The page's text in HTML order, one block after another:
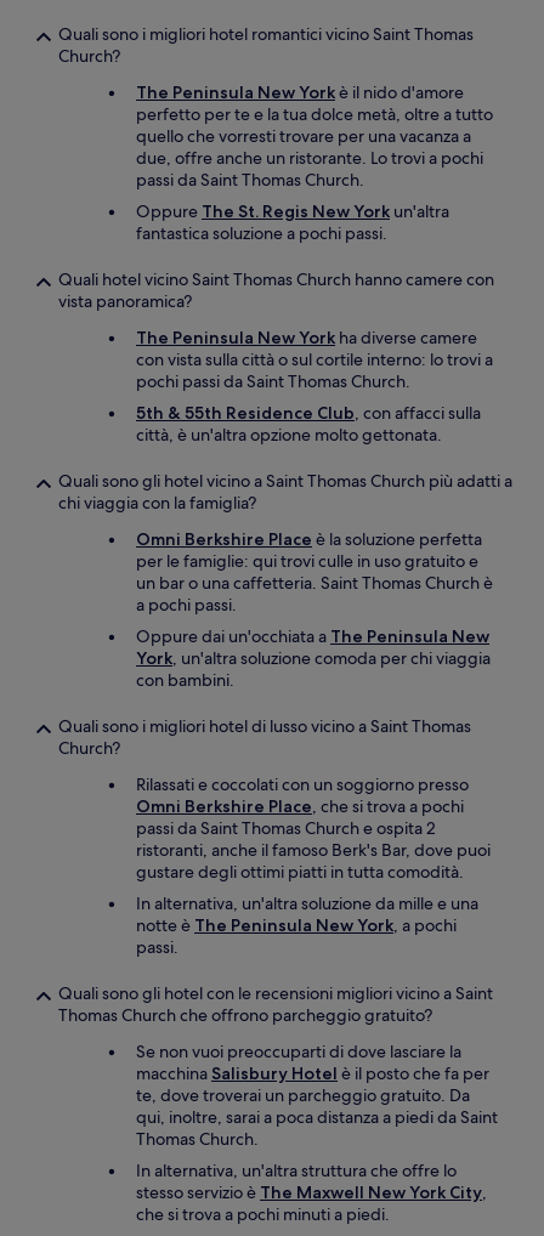
Quali sono i migliori hotel romantici vicino Saint Thomas
Church?
The Peninsula New Yorkè il nido d'amore
perfetto per te e la tua dolce metà, oltre a tutto
quello che vorresti trovare per una vacanza a
due, offre anche un ristorante. Lo trovi a pochi
passi da Saint Thomas Church.
Oppure The St. Regis New York un'altra
fantastica soluzione a pochi passi.
Quali hotel vicino Saint Thomas Church hanno camere con
vista panoramica?
The Peninsula New York ha diverse camere
con vista sulla città o sul cortile interno: lo trovi a
pochi passi da Saint Thomas Church.
5th & 55th Residence Club, con affacci sulla
città, è un'altra opzione molto gettonata.
Quali sono gli hotel vicino a Saint Thomas Church più adatti a
chi viaggia con la famiglia?
Omni Berkshire Place è la soluzione perfetta
per le famiglie: qui trovi culle in uso gratuito e
un bar o una caffetteria. Saint Thomas Church è
a pochi passi.
Oppure dai un'occhiata a The Peninsula New
York, un'altra soluzione comoda per chi viaggia
con bambini.
Quali sono i migliori hotel di lusso vicino a Saint Thomas
Church?
Rilassati e coccolati con un soggiorno presso
Omni Berkshire Place, che si trova a pochi
passi da Saint Thomas Church e ospita 2
ristoranti, anche il famoso Berk's Bar, dove puoi
gustare degli ottimi piatti in tutta comodità.
In alternativa, un'altra soluzione da mille e una
notte è The Peninsula New York, a pochi
passi.
Quali sono gli hotel con le recensioni migliori vicino a Saint
Thomas Church che offrono parcheggio gratuito?
Se non vuoi preoccuparti di dove lasciare la
macchina Salisbury Hotel è il posto che fa per
te, dove troverai un parcheggio gratuito. Da
qui, inoltre, sarai a poca distanza a piedi da Saint
Thomas Church.
In alternativa, un'altra struttura che offre lo
stesso servizio è The Maxwell New York City,
che si trova a pochi minuti a piedi.